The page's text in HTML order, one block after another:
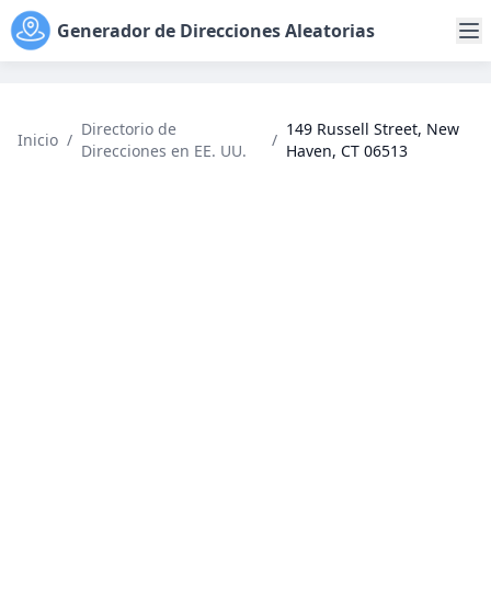
Generador de Direcciones Aleatorias
Inicio /
Directorio de
Direcciones en EE. UU.
/
149 Russell Street, New
Haven, CT 06513